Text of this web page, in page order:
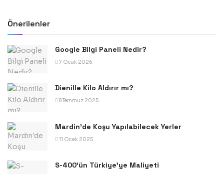
Önerilenler
Google Bilgi Paneli Nedir?
7 Ocak 2026
Dienille Kilo Aldırır mı?
8 Temmuz 2025
Mardin’de Koşu Yapılabilecek Yerler
11 Ocak 2025
S-400’ün Türkiye’ye Maliyeti